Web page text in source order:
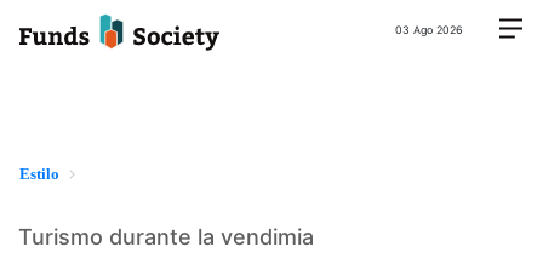
03 Ago 2026
Estilo
Turismo durante la vendimia